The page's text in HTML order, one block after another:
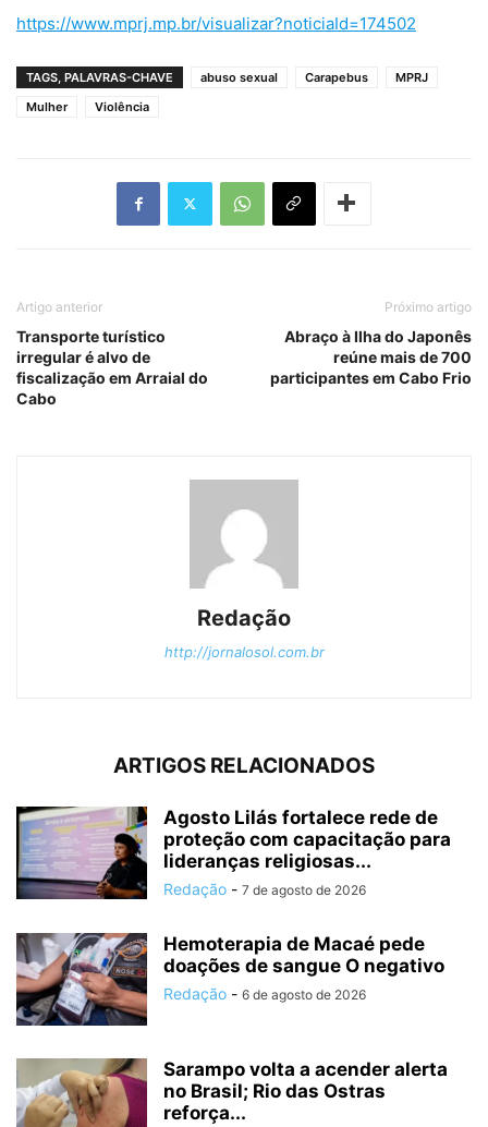
https://www.mprj.mp.br/visualizar?noticiaId=174502
TAGS, PALAVRAS-CHAVE abuso sexual Carapebus
MPRJ
Mulher
Violência
Artigo anterior
Transporte turístico
irregular é alvo de
fiscalização em Arraial do
Cabo
Próximo artigo
Abraço à Ilha do Japonês
reúne mais de 700
participantes em Cabo Frio
Redação
http://jornalosol.com.br
ARTIGOS RELACIONADOS
Agosto Lilás fortalece rede de
proteção com capacitação para
lideranças religiosas...
Redação - 7 de agosto de 2026
Hemoterapia de Macaé pede
doações de sangue O negativo
Redação - 6 de agosto de 2026
Sarampo volta a acender alerta
no Brasil; Rio das Ostras
reforça...